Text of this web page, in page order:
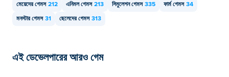
মেয়েদের গেমস 212 এনিমল গেমস 213 সিমুলেশন গেমস 335 ফার্ম গেমস 34
মনস্টার গেমস 31 ছেলেদের গেমস 313
এই ডেভেলপারের আরও গেম